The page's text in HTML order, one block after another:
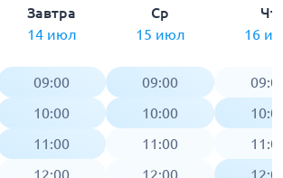
Завтра
14 июл
09:00
10:00
11:00
12:00
Ср
15 июл
09:00
10:00
11:00
12:00
Чт
16